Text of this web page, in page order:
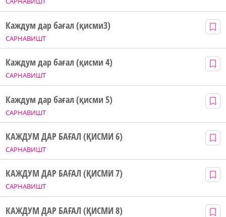
САРНАВИШТ
Каждум дар бағал (қисми3)
САРНАВИШТ
Каждум дар бағал (қисми 4)
САРНАВИШТ
Каждум дар бағал (қисми 5)
САРНАВИШТ
КАЖДУМ ДАР БАҒАЛ (ҚИСМИ 6)
САРНАВИШТ
КАЖДУМ ДАР БАҒАЛ (ҚИСМИ 7)
КАЖДУМ ДАР БАҒАЛ (ҚИСМИ 8)